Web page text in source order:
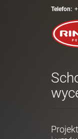
Telefon: